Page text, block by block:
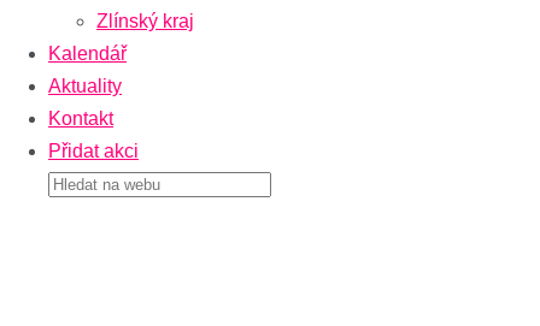
Zlínský kraj
Kalendář
Aktuality
Kontakt
Přidat akci